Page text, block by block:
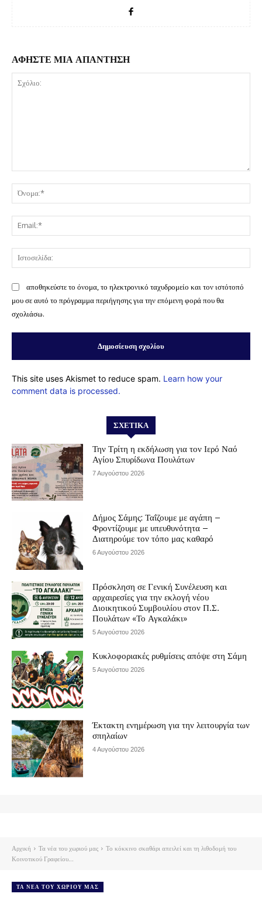
ΑΦΗΣΤΕ ΜΙΑ ΑΠΑΝΤΗΣΗ
αποθηκεύστε το όνομα, το ηλεκτρονικό ταχυδρομείο και τον ιστότοπό
μου σε αυτό το πρόγραμμα περιήγησης για την επόμενη φορά που θα
σχολιάσω.
This site uses Akismet to reduce spam. Learn how your
comment data is processed.
ΣΧΕΤΙΚΆ
Την Τρίτη η εκδήλωση για τον Ιερό Ναό
Αγίου Σπυρίδωνα Πουλάτων
7 Αυγούστου 2026
Δήμος Σάμης: Ταΐζουμε με αγάπη –
Φροντίζουμε με υπευθυνότητα –
Διατηρούμε τον τόπο μας καθαρό
6 Αυγούστου 2026
Πρόσκληση σε Γενική Συνέλευση και
αρχαιρεσίες για την εκλογή νέου
Διοικητικού Συμβουλίου στον Π.Σ.
Πουλάτων «Το Αγκαλάκι»
5 Αυγούστου 2026
Κυκλοφοριακές ρυθμίσεις απόψε στη Σάμη
5 Αυγούστου 2026
Έκτακτη ενημέρωση για την λειτουργία των
σπηλαίων
4 Αυγούστου 2026